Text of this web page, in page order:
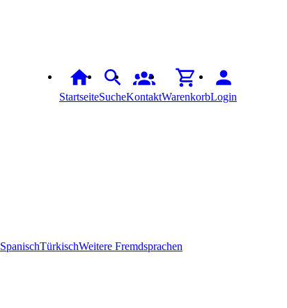
StartseiteSucheKontaktWarenkorbLogin
SpanischTürkischWeitere Fremdsprachen